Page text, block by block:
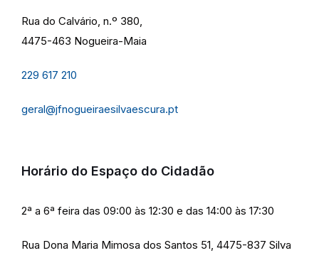
Rua do Calvário, n.º 380,
4475-463 Nogueira-Maia
229 617 210
geral@jfnogueiraesilvaescura.pt
Horário do Espaço do Cidadão
2ª a 6ª feira das 09:00 às 12:30 e das 14:00 às 17:30
Rua Dona Maria Mimosa dos Santos 51, 4475-837 Silva